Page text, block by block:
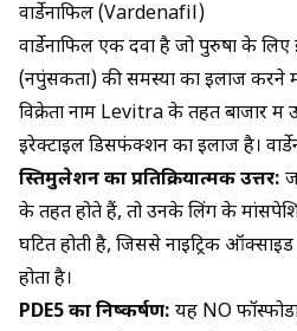
वार्डेनाफिल (Vardenafil)
वार्डेनाफिलएक दवा है जो पुरुषों के
(नपुंसकता) की समस्या का इलाज करने
विक्रेता नाम Levitraके तहत बाजार में
इरेक्टाइल डिसफंक्शन का इलाज है।
स्तिमुलेशन का प्रतिक्रियात्मक उत्तर:
के तहत होते हैं, तो उनके लिंग के
घटित होती है, जिससे नाइट्रिक
होता है।
PDE5 का निष्कर्षण: यह NO